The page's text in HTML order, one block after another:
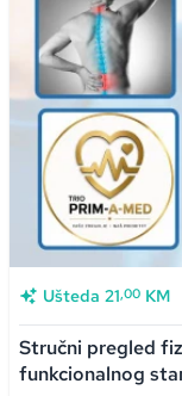
Ušteda 21,00 KM
Stručni pregled
funkcionalnog